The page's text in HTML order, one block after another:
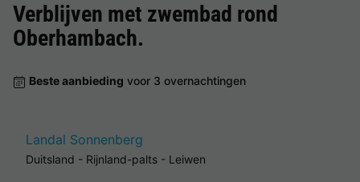
Verblijven met zwembad rond
Oberhambach.
Beste aanbieding voor 3 overnachtingen
Landal Sonnenberg
Duitsland - Rijnland-palts - Leiwen